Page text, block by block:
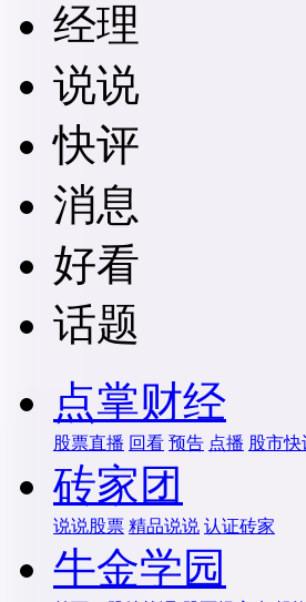
经理
说说
快评
消息
好看
话题
点掌财经
股票直播 回看 预告 点播 股市快
砖家团
说说股票 精品说说 认证砖家
牛金学园